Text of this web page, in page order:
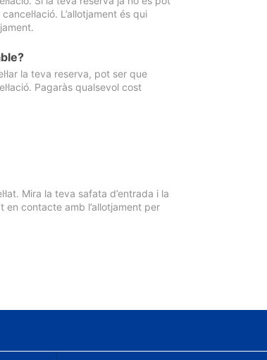
L’allotjament és qui
la teva reserva, pot ser que
Pagaràs qualsevol cost
Mira la teva safata d’entrada i la
contacte amb l’allotjament per